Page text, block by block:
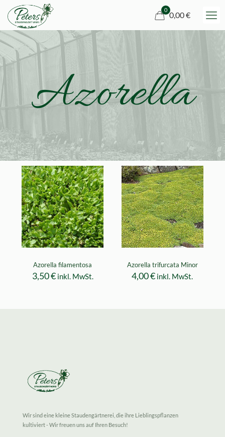
0
0,00 €
Azorella
Azorella filamentosa
3,50€ inkl. MwSt.
Azorella trifurcata Minor
4,00€ inkl. MwSt.
Wir sind eine kleine Staudengärtnerei, die ihre Lieblingspflanzen
kultiviert - Wir freuen uns auf Ihren Besuch!